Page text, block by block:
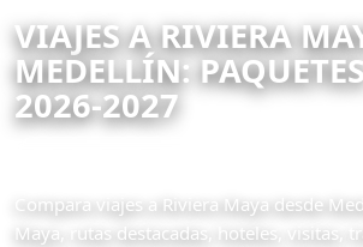
VIAJES A RIVIERA
MEDELLÍN:
2026-2027
Compara viajes a Riviera Maya desde
Maya, rutas destacadas, hoteles, visitas,